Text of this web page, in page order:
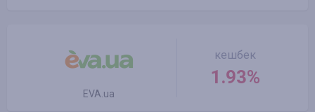
EVA.ua
кешбек
1.93%